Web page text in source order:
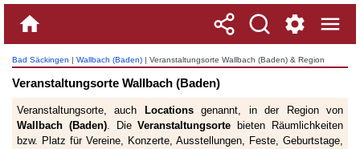
Bad Säckingen | Wallbach (Baden) | Veranstaltungsorte Wallbach (Baden) & Region
Veranstaltungsorte Wallbach (Baden)
Veranstaltungsorte, auch Locationsgenannt, in der Region von
Wallbach (Baden). DieVeranstaltungsorte bieten Räumlichkeiten
bzw. Platz für Vereine, Konzerte, Ausstellungen, Feste, Geburtstage,